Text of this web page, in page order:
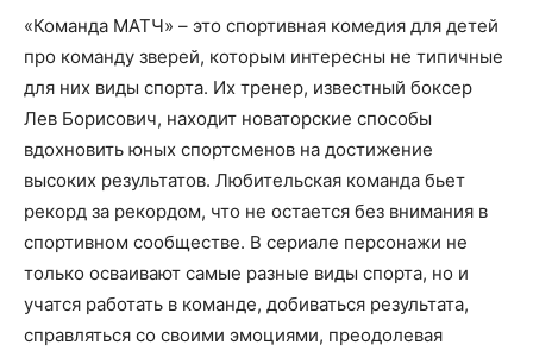
«Команда МАТЧ» – это спортивная комедия для детей
про команду зверей, которым интересны не типичные
для них виды спорта. Их тренер, известный боксер
Лев Борисович, находит новаторские способы
вдохновить юных спортсменов на достижение
высоких результатов. Любительская команда бьет
рекорд за рекордом, что не остается без внимания в
спортивном сообществе. В сериале персонажи не
только осваивают самые разные виды спорта, но и
учатся работать в команде, добиваться результата,
справляться со своими эмоциями, преодолевая